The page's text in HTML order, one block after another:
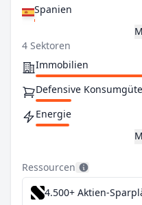
Spanien
4 Sektoren
Immobilien
Defensive
Energie
Ressourcen
4.500+ Aktien-